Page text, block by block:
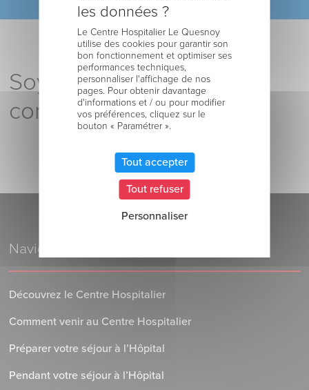
Soyez le premier à
commenter !
Navigation
Découvrez le Centre Hospitalier
Comment venir au Centre Hospitalier
Préparer votre séjour à l’Hôpital
Pendant votre séjour à l’Hôpital
les données ?
Le Centre Hospitalier Le Quesnoy
utilise des cookies pour garantir son
bon fonctionnement et optimiser ses
performances techniques,
personnaliser l'affichage de nos
pages. Pour obtenir davantage
d'informations et / ou pour modifier
vos préférences, cliquez sur le
bouton « Paramétrer ».
Tout accepter
Tout refuser
Personnaliser